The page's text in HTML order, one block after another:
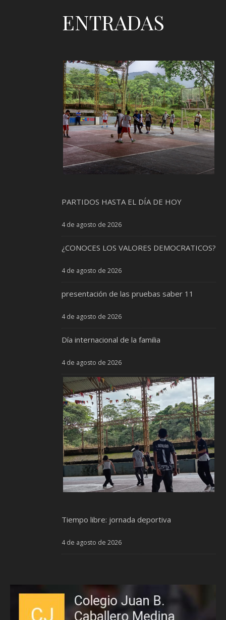
ENTRADAS
PARTIDOS HASTA EL DÍA DE HOY
4 de agosto de 2026
¿CONOCES LOS VALORES DEMOCRATICOS?
4 de agosto de 2026
presentación de las pruebas saber 11
4 de agosto de 2026
Día internacional de la familia
4 de agosto de 2026
Tiempo libre: jornada deportiva
4 de agosto de 2026